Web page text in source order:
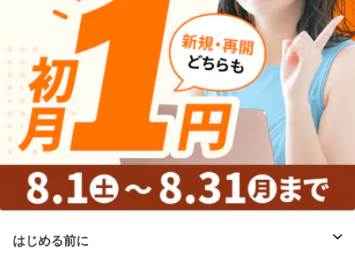
はじめる前に